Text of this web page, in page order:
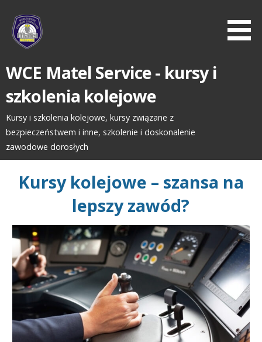
zawartości
WCE Matel Service - kursy i
szkolenia kolejowe
Kursy i szkolenia kolejowe, kursy związane z
bezpieczeństwem i inne, szkolenie i doskonalenie
zawodowe dorosłych
Kursy kolejowe – szansa na
lepszy zawód?